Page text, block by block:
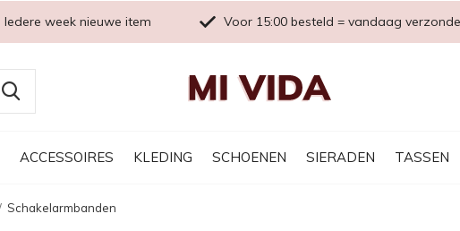
ACCESSOIRES KLEDING SCHOENEN SIERADEN TASSEN
Iedere week nieuwe item Voor 15:00 besteld = vandaag
Schakelarmbanden